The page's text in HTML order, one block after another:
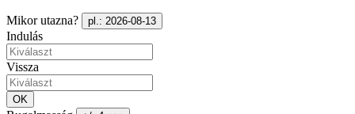
Mikor utazna? pl.: 2026-08-13
Indulás
Vissza
OK